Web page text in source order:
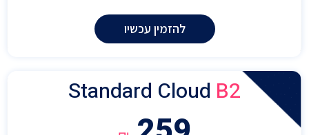
להזמין עכשיו
Standard Cloud B2